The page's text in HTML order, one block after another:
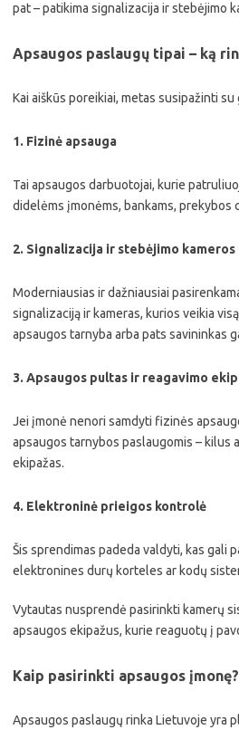
pat – patikima signalizacija ir stebėjimo
Apsaugos paslaugų tipai – ką
Kai aiškūs poreikiai, metas susipažinti su
1. Fizinė apsauga
Tai apsaugos darbuotojai, kurie
didelėms įmonėms, bankams, prekybos
2. Signalizacija ir stebėjimo kameros
Moderniausias ir dažniausiai
signalizaciją ir kameras, kurios veikia
apsaugos tarnyba arba pats savininkas
3. Apsaugos pultas ir reagavimo
Jei įmonė nenori samdyti fizinės
apsaugos tarnybos paslaugomis – kilus
ekipažas.
4. Elektroninė prieigos kontrolė
Šis sprendimas padeda valdyti, kas gali
elektronines durų korteles ar kodų
Vytautas nusprendė pasirinkti kamerų
apsaugos ekipažus, kurie reaguotų į
Kaip pasirinkti apsaugos įmonę?
Apsaugos paslaugų rinka Lietuvoje yra